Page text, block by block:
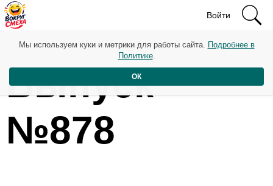
Войти
Выпуск
№878
Мы используем куки и метрики для работы сайта. Подробнее в
Политике.
ОК